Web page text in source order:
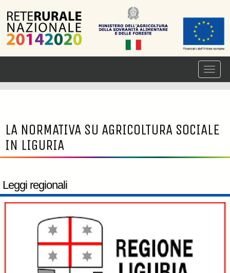
LA NORMATIVA SU AGRICOLTURA SOCIALE
IN LIGURIA
Leggi regionali